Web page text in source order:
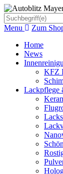
Suche
Menu
Zum
Home
News
KFZ
Lackpflege